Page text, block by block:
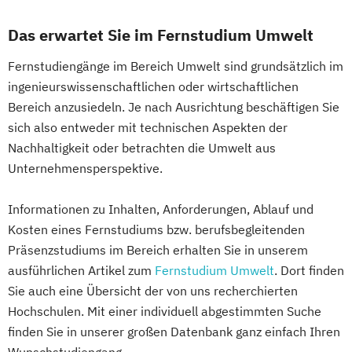
Finance
Accounting und Taxation (DE/EN)
Finanzmanagement
Finanzmanagement für Bankkaufleute
Fintech Fitnessökonomie Game Design
Gartenbau General Management
Gerontologie
Gesundheitsmanagement
Gesundheitspsychologie
Gesundheitspädagogik
Gesundheitsökonomie Growth Hacking
Growth Hacking for Entrepreneurs (DE/EN)
Heilpädagogik
Das erwartet Sie im Fernstudium Umwelt
Fernstudiengänge im Bereich Umwelt sind grundsätzlich im
ingenieurswissenschaftlichen oder wirtschaftlichen
Bereich anzusiedeln. Je nach Ausrichtung beschäftigen Sie
sich also entweder mit technischen Aspekten der
Nachhaltigkeit oder betrachten die Umwelt aus
Unternehmensperspektive.
Informationen zu Inhalten, Anforderungen, Ablauf und
Kosten eines Fernstudiums bzw. berufsbegleitenden
Präsenzstudiums im Bereich erhalten Sie in unserem
ausführlichen Artikel zum Fernstudium Umwelt. Dort finden
Sie auch eine Übersicht der von uns recherchierten
Hochschulen. Mit einer individuell abgestimmten Suche
finden Sie in unserer großen Datenbank ganz einfach Ihren